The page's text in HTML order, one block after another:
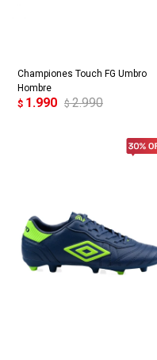
Championes Touch FG Umbro
Hombre
$ 1.990 $ 2.990